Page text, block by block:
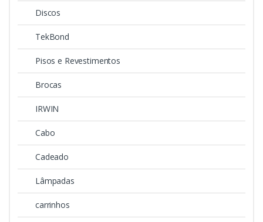
Discos
TekBond
Pisos e Revestimentos
Brocas
IRWIN
Cabo
Cadeado
Lâmpadas
carrinhos